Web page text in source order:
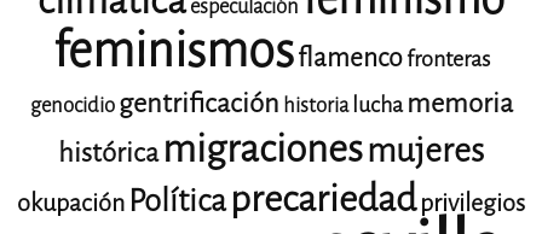
especulación
feminismosflamencofronteras
genocidiogentrificación historialucha memoria
histórica migracionesmujeres
okupaciónPolíticaprecariedadprivilegios